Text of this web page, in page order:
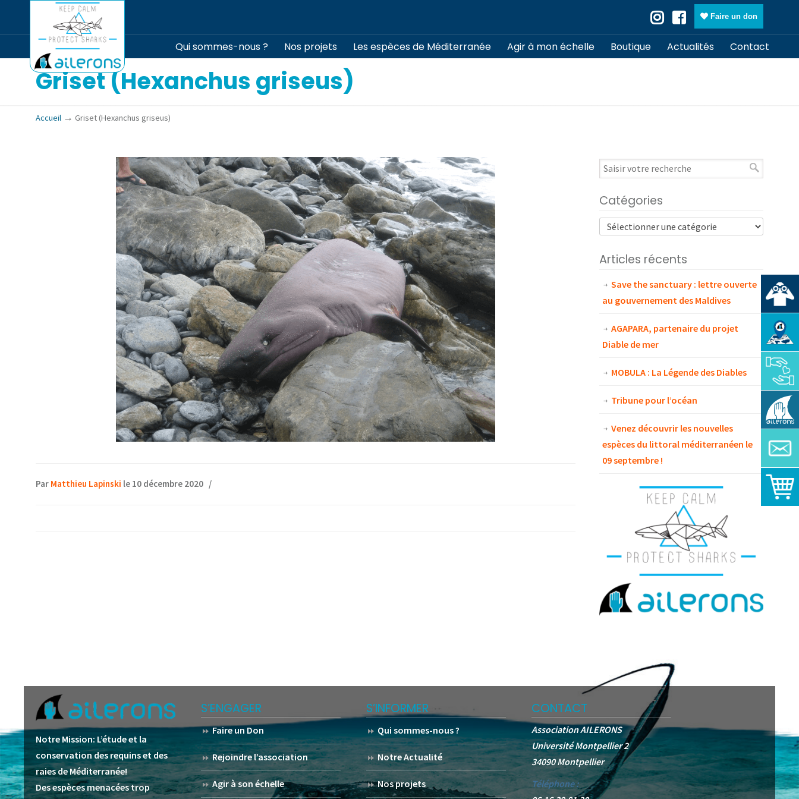
Faire un don
Qui sommes-nous ? Nos projets Les espèces de Méditerranée Agir à mon échelle Boutique Actualités Contact
Griset (Hexanchus griseus)
Accueil →Griset (Hexanchus griseus)
Par Matthieu Lapinski le 10 décembre 2020 /
Catégories
Articles récents
Save the sanctuary : lettre ouverte
au gouvernement des Maldives
AGAPARA, partenaire du projet
Diable de mer
MOBULA : La Légende des Diables
Tribune pour l’océan
Venez découvrir les nouvelles
espèces du littoral méditerranéen le
09 septembre !
Notre Mission: L’étude et la
conservation des requins et des
raies de Méditerranée!
Des espèces menacées trop
S’ENGAGER
Faire un Don
Rejoindre l’association
Agir à son échelle
S’INFORMER
Qui sommes-nous ?
Notre Actualité
Nos projets
CONTACT
Association AILERONS
Université Montpellier 2
34090 Montpellier
Téléphone :